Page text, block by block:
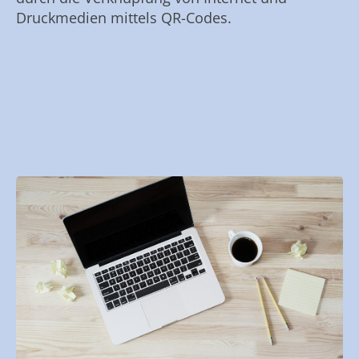
Druckmedien mittels QR-Codes.